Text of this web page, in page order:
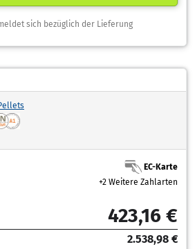
sich bezüglich der Lieferung
EC-Karte
+2 Weitere Zahlarten
423,16 €
2.538,98 €